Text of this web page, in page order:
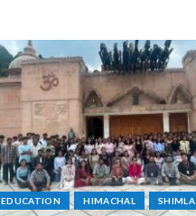
EDUCATION HIMACHAL SHIMLA